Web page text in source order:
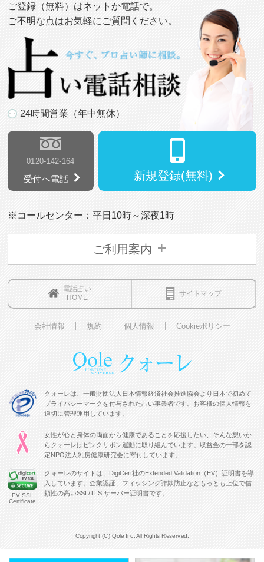
ご登録（無料）はネットか電話で。
ご不明な点はお気軽にご質問ください。
24時間営業（年中無休）
0120-142-164
受付へ電話 新規登録(無料)
※コールセンター：平日10時～深夜1時
ご利用案内
電話占い
HOME
サイトマップ
会社情報 規約 個人情報 Cookieポリシー
クォーレは、一般財団法人日本情報経済社会推進協会より日本で初めて
プライバシーマークを付与された占い事業者です。お客様の個人情報を
適切に管理運用しています。
女性が心と身体の両面から健康であることを応援したい、そんな想いか
らクォーレはピンクリボン運動に取り組んでいます。収益金の一部を認
定NPO法人乳房健康研究会に寄付しています。
EV SSL
Certificate
クォーレのサイトは、DigiCert社のExtended Validation（EV）証明書を導
入しています。企業認証、フィッシング詐欺防止などもっとも上位で信
頼性の高いSSL/TLS サーバー証明書です。
Copyright (C) Qole Inc. All Rights Reserved.